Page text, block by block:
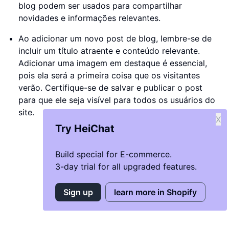
blog podem ser usados para compartilhar
novidades e informações relevantes.
Ao adicionar um novo post de blog, lembre-se de
incluir um título atraente e conteúdo relevante.
Adicionar uma imagem em destaque é essencial,
pois ela será a primeira coisa que os visitantes
verão. Certifique-se de salvar e publicar o post
para que ele seja visível para todos os usuários do
site.
Try HeiChat
Build special for E-commerce.
3-day trial for all upgraded features.
X
Sign up learn more in Shopify